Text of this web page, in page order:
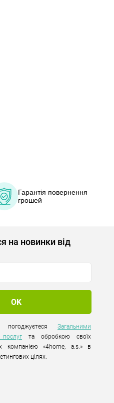
Гарантія повернення
грошей
на новинки від
погоджуєтесяЗагальними
та обробкою своїх
компанією «4home, a.s.» в
цілях.